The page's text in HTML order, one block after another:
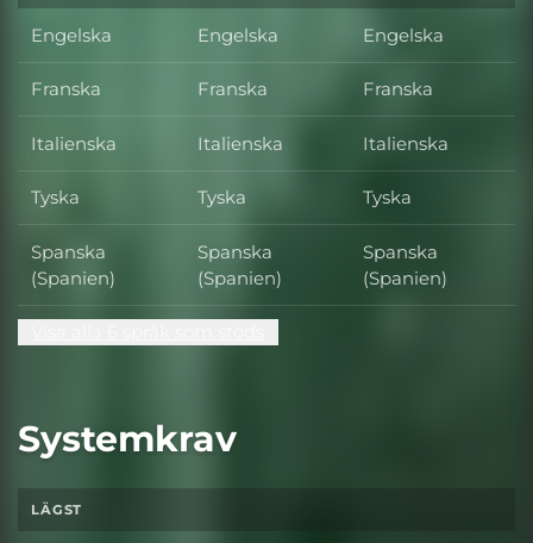
Engelska Engelska Engelska
Franska Franska Franska
Italienska Italienska Italienska
Tyska Tyska Tyska
Spanska
(Spanien)
Spanska
(Spanien)
Spanska
(Spanien)
Systemkrav
LÄGST